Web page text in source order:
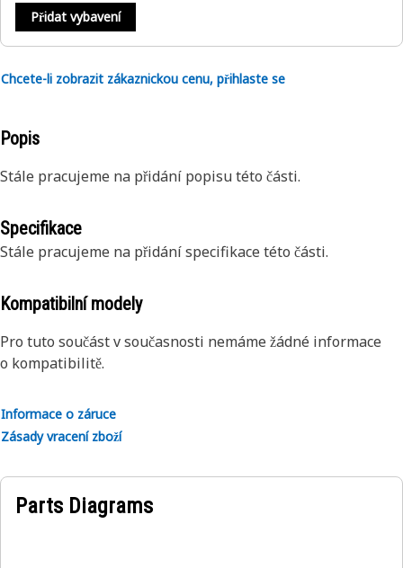
Přidat vybavení
Chcete-li zobrazit zákaznickou cenu, přihlaste se
Popis
Stále pracujeme na přidání popisu této části.
Specifikace
Stále pracujeme na přidání specifikace této části.
Kompatibilní modely
Pro tuto součást v současnosti nemáme žádné informace
o kompatibilitě.
Informace o záruce
Zásady vracení zboží
Parts Diagrams